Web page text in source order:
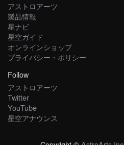
アストロアーツ
製品情報
星ナビ
星空ガイド
オンラインショップ
プライバシー・ポリシー
Follow
アストロアーツ
Twitter
YouTube
星空アナウンス